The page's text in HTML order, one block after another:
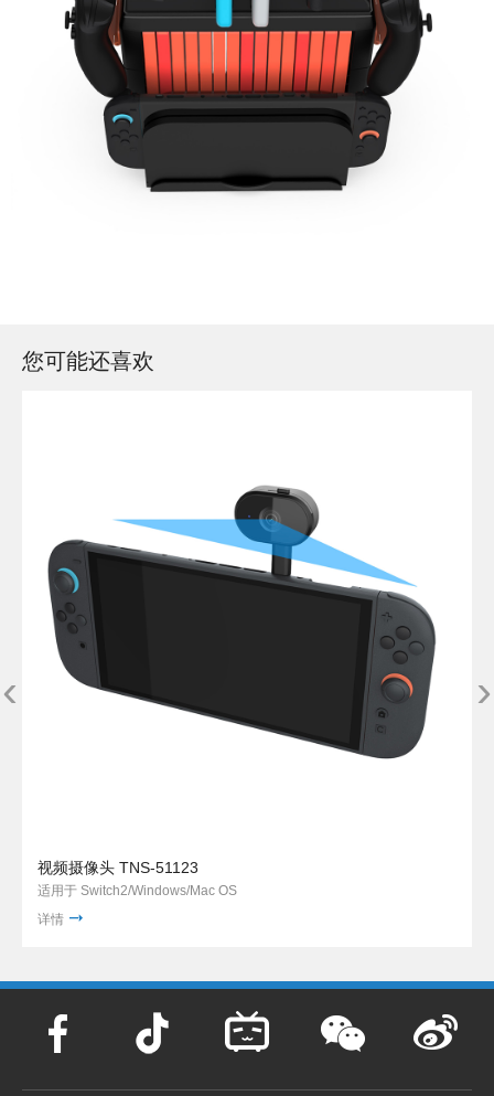
您可能还喜欢
视频摄像头 TNS-51123
适用于 Switch2/Windows/Mac OS
详情
‹ ›